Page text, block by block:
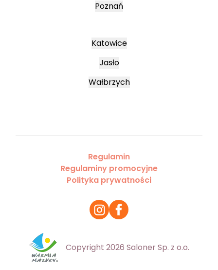
Poznań
Katowice
Jasło
Wałbrzych
Regulamin
Regulaminy promocyjne
Polityka prywatności
Copyright 2026 Saloner Sp. z o.o.